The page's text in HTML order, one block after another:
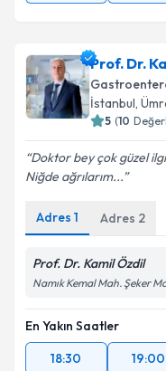
Prof. Dr.
İstanbul,
5 (10
Doktor bey çok güzel
Niğde ağrılarım...
Adres 1 Adres 2
Prof. Dr. Kamil Özdil
Namık Kemal Mah. Şeker
En Yakın Saatler
18:30
19:00